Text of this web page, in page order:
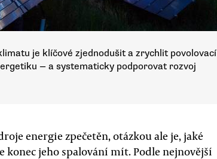
je klíčové zjednodušit a zrychlit povolovací
— a systematicky podporovat rozvoj
energie zpečetěn, otázkou ale je, jaké
jeho spalování mít. Podle nejnovější